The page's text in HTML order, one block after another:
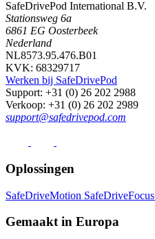
SafeDrivePod International B.V.
Stationsweg 6a
6861 EG Oosterbeek
Nederland
NL8573.95.476.B01
KVK: 68329717
Werken bij SafeDrivePod
Support: +31 (0) 26 202 2988
Verkoop: +31 (0) 26 202 2989
support@safedrivepod.com
Oplossingen
SafeDriveMotion SafeDriveFocus
Gemaakt in Europa